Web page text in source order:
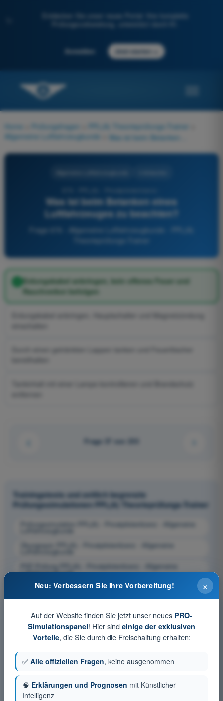
Entdecken Sie unser neues Portal: Ihre komplette
Prüfungsvorbereitung, unterstützt durch KI.
Anmelden Jetzt starten
Home Prüfungsfragen PPL(A) Theorieprüfungs-Trainer
Allgemeine Luftfahrzeugkunde
Was ist beim Betanken eines
Luftfahrzeuges zu beachten?
Frage 676 - Allgemeine Luftfahrzeugkunde - PPL(A)
Erdungskabel anbringen, kein offenes Feuer und
Rauchverbot befolgen
Frage 37 von 233
Trainingstests und zeitlich begrenzte
Prüfungssimulationen PPL(A) Theorieprüfungs-Trainer
Prüfungssimulation PPL(A) - Privatpilotenlizenz - Allgemeine
Übungsquiz PPL(A) - Privatpilotenlizenz - Allgemeine
PDF-Prüfung PPL(A) - Privatpilotenlizenz - Allgemeine
Luftfahrzeugkunde
×
Neu: Verbessern Sie Ihre Vorbereitung!
Auf der Website finden Sie jetzt unser neues PRO-
Simulationspanel! Hier sind einige der exklusiven
Vorteile, die Sie durch die Freischaltung erhalten:
✅ Alle offiziellen Fragen, keine ausgenommen
🧠 Erklärungen und Prognosen mit Künstlicher
Intelligenz